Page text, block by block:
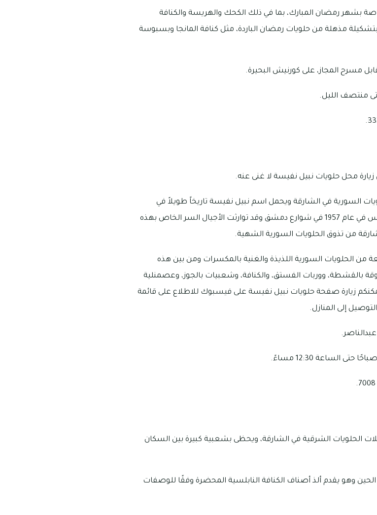
بشهر رمضان المبارك، بما في ذلك الكحك والهريسة والكنافة
مذهلة من حلويات رمضان الباردة، مثل كنافة المانجا وبسبوسة
مسرح المجاز، على كورنيش البحيرة.
محل حلويات نبيل نفيسة لا غنى عنه.
السورية في الشارقة ويحمل اسم نبيل نفيسة تاريخاً طويلاً في
صناعة الحلويات السورية التقليدية، حيث تأسس في عام 1957 في شوارع دمشق وقد توارثت الأجيال السر الخاص بهذه
من تذوق الحلويات السورية الشهية.
الحلويات السورية اللذيذة والغنية بالمكسرات ومن بين هذه
بالقشطة، ووربات الفستق، والكنافة، وشعبيات بالجوز، وعصمنلية
زيارة صفحة حلويات نبيل نفيسة على فيسبوك للاطلاع على قائمة
إلى المنازل.
الحلويات الشرقية في الشارقة، ويحظى بشعبية كبيرة بين السكان
العام 1984، ومنذ ذلك الحين وهو يقدم ألذ أصناف الكنافة النابلسية المحضرة وفقًا للوصفات